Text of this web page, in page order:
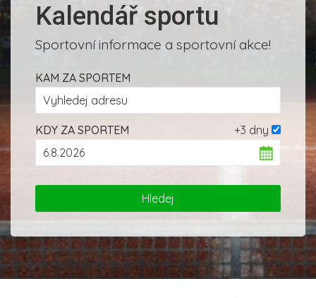
Kalendář sportu
Sportovní informace a sportovní akce!
KAM ZA SPORTEM
+3 dny
KDY ZA SPORTEM